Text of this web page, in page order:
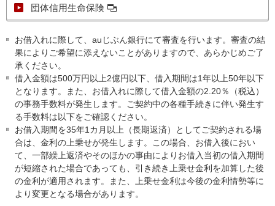
団体信用生命保険
お借入れに際して、auじぶん銀行にて審査を行います。審査の結
果によりご希望に添えないことがありますので、あらかじめご了
承ください。
借入金額は500万円以上2億円以下、借入期間は1年以上50年以下
となります。また、お借入れに際して借入金額の2.20％（税込）
の事務手数料が発生します。ご契約中の各種手続きに伴い発生す
る手数料は以下をご確認ください。
お借入期間を35年1カ月以上（長期返済）としてご契約される場
合は、金利の上乗せが発生します。この場合、お借入後におい
て、一部繰上返済やそのほかの事由によりお借入当初の借入期間
が短縮された場合であっても、引き続き上乗せ金利を加算した後
の金利が適用されます。また、上乗せ金利は今後の金利情勢等に
より変更となる場合があります。